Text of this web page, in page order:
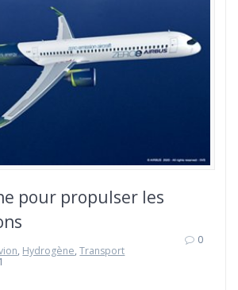
pour propulser les
, Hydrogène,Transport
0